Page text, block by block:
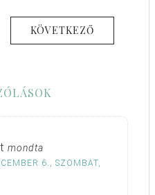
KÖVETKEZŐ
mondta
6., SZOMBAT,